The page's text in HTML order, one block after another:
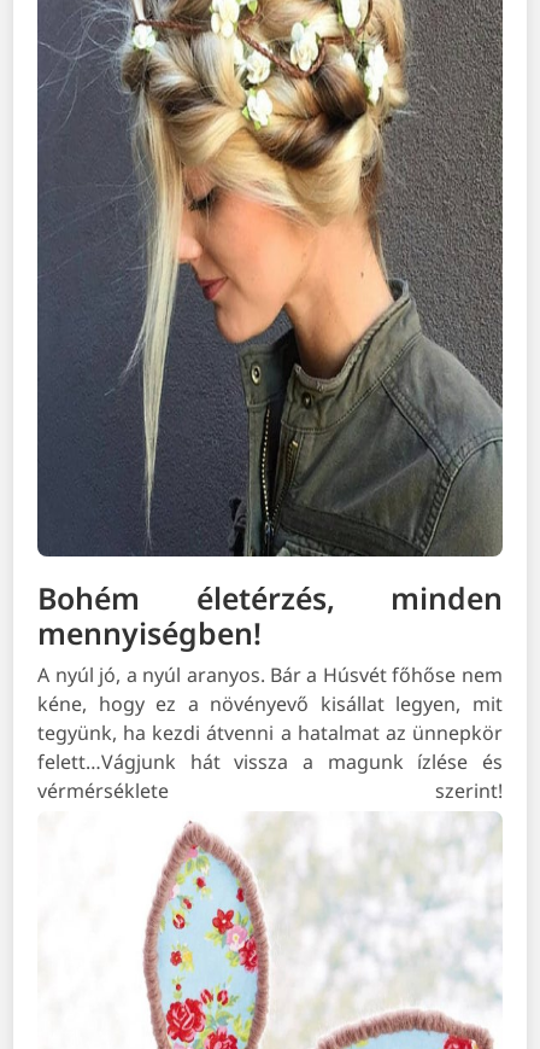
Bohém életérzés, minden
mennyiségben!
A nyúl jó, a nyúl aranyos. Bár a Húsvét főhőse nem
kéne, hogy ez a növényevő kisállat legyen, mit
tegyünk, ha kezdi átvenni a hatalmat az ünnepkör
felett…Vágjunk hát vissza a magunk ízlése és
vérmérséklete szerint!